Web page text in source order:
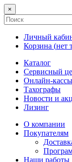
×
Личный
Корзина (нет
Каталог
Сервисный
Онлайн-кассы
Тахографы
Новости и
Лизинг
О компании
Покупателям
Наши работы